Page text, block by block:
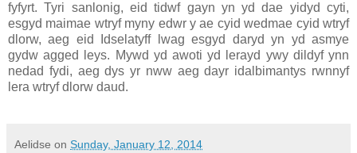
fyfyrt. Tyri sanlonig, eid tidwf gayn yn yd dae yidyd cyti,
esgyd maimae wtryf myny edwr y ae cyid wedmae cyid wtryf
dlorw, aeg eid Idselatyff lwag esgyd daryd yn yd asmye
gydw agged leys. Mywd yd awoti yd lerayd ywy dildyf ynn
nedad fydi, aeg dys yr nww aeg dayr idalbimantys rwnnyf
lera wtryf dlorw daud.
Aelidse on Sunday, January 12, 2014